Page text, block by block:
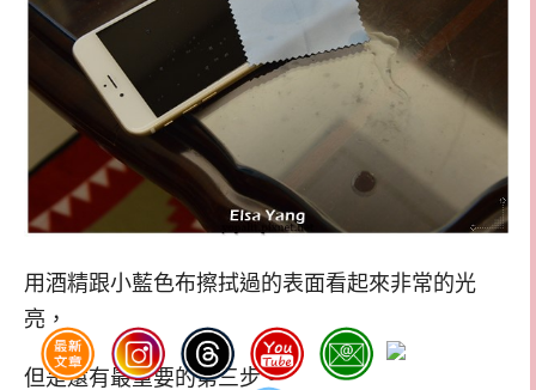
用酒精跟小藍色布擦拭過的表面看起來非常的光
亮，
但是還有最重要的第三步。